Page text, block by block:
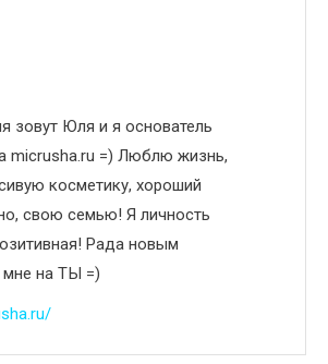
зовут Юля и я основатель
micrusha.ru =) Люблю жизнь,
косметику, хороший
свою семью! Я личность
Рада новым
на ТЫ =)